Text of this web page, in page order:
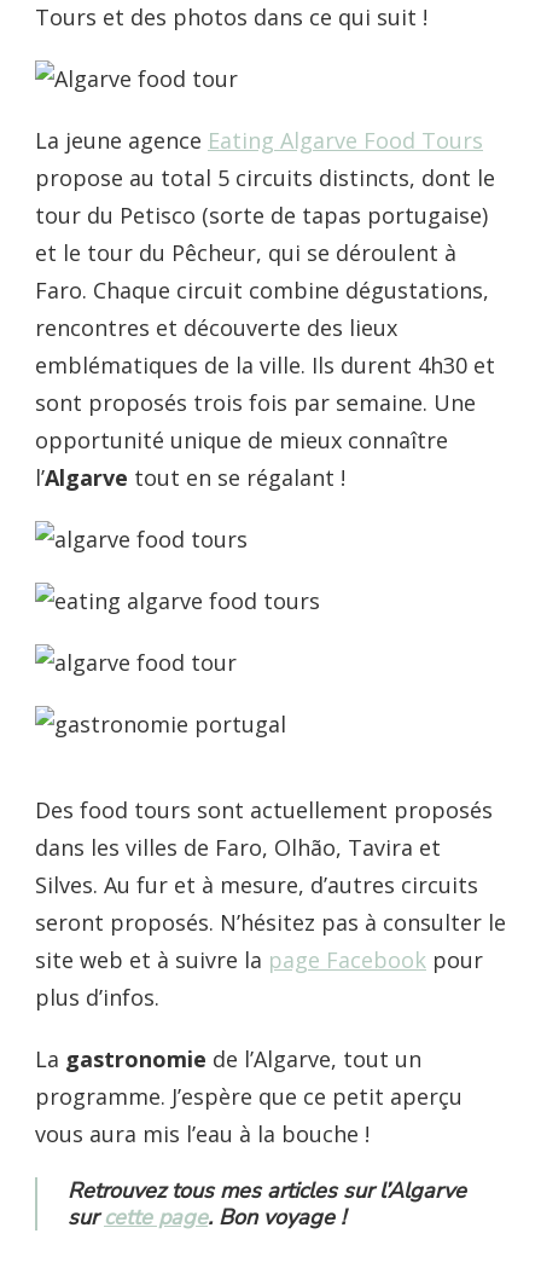
Tours et des photos dans ce qui suit !
La jeune agence Eating Algarve Food Tours
propose au total 5 circuits distincts, dont le
tour du Petisco (sorte de tapas portugaise)
et le tour du Pêcheur, qui se déroulent à
Faro. Chaque circuit combine dégustations,
rencontres et découverte des lieux
emblématiques de la ville. Ils durent 4h30 et
sont proposés trois fois par semaine. Une
opportunité unique de mieux connaître
l’Algarve tout en se régalant !
Des food tours sont actuellement proposés
dans les villes de Faro, Olhão, Tavira et
Silves. Au fur et à mesure, d’autres circuits
seront proposés. N’hésitez pas à consulter le
site web et à suivre la page Facebook pour
plus d’infos.
La gastronomie de l’Algarve, tout un
programme. J’espère que ce petit aperçu
vous aura mis l’eau à la bouche !
Retrouvez tous mes articles sur l’Algarve
surcette page. Bon voyage !